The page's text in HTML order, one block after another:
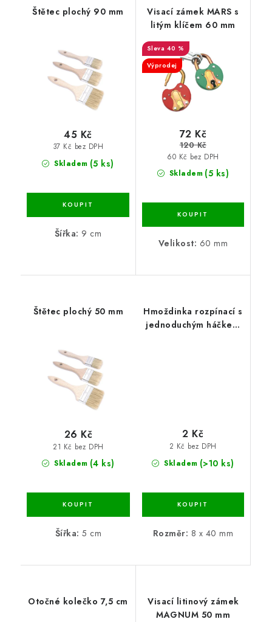
Štětec plochý 90 mm
Skladem (5 ks)
37 Kč bez DPH
45 Kč
Šířka: 9 cm
Visací zámek MARS s
litým klíčem 60 mm
40 %
Výprodej
Skladem (5 ks)
60 Kč bez DPH
72 Kč
120 Kč
Velikost: 60 mm
Štětec plochý 50 mm
Skladem (4 ks)
21 Kč bez DPH
26 Kč
Šířka: 5 cm
Hmoždinka rozpínací s
jednoduchým háčkem
Skladem (>10 ks)
2 Kč bez DPH
2 Kč
Rozměr: 8 x 40 mm
Otočné kolečko 7,5 cm
Visací litinový zámek
MAGNUM 50 mm